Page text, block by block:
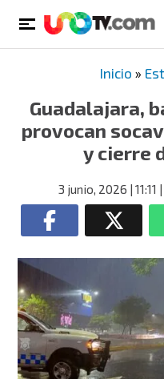
Inicio »
Guadalajara,
provocan
y cierre
3 junio, 2026 | 11:11 |